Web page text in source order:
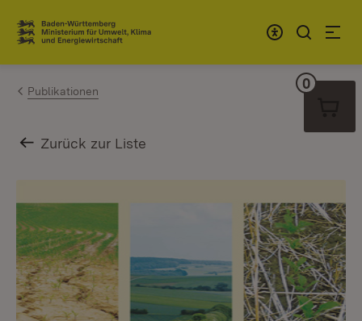
Zum Inhalt springen
Link zur Startseite
Publikationen
Zurück zur Liste
0